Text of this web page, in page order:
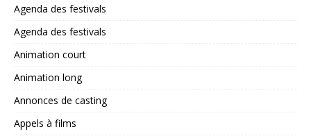
Agenda des festivals
Agenda des festivals
Animation court
Animation long
Annonces de casting
Appels à films